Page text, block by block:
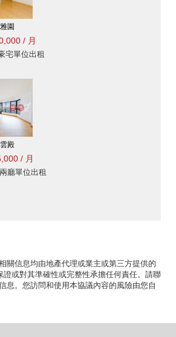
園
/ 月
宅單位出租
殿
/ 月
廳單位出租
關信息均由地產代理或業主或第三方提供的
證或對其準確性或完整性承擔任何責任。請聯
息。您訪問和使用本協議內容的風險由您自